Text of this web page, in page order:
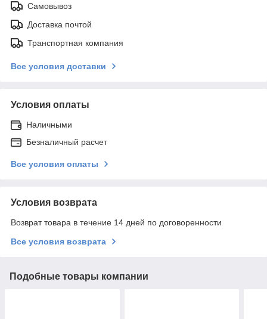
Самовывоз
Доставка почтой
Транспортная компания
Все условия доставки
Условия оплаты
Наличными
Безналичный расчет
Все условия оплаты
Условия возврата
Возврат товара в течение 14 дней по договоренности
Все условия возврата
Подобные товары компании